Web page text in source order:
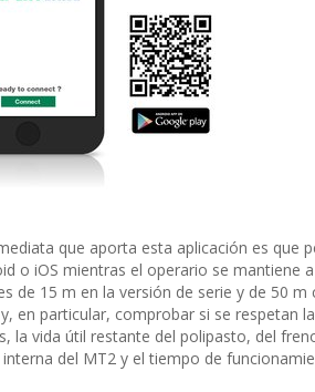
que aporta esta aplicación es
o iOS mientras el operario se mantiene
de 15 m en la versión de serie y de 50
en particular, comprobar si se respetan
la vida útil restante del polipasto, del
del MT2 y el tiempo de